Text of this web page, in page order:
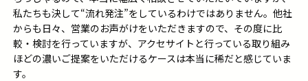
私たちも決して“流れ発注”をしているわけではありません。他社
からも日々、営業のお声がけをいただきますので、その度に比
較・検討を行っていますが、アクセサイトと行っている取り組み
ほどの濃いご提案をいただけるケースは本当に稀だと感じていま
す。